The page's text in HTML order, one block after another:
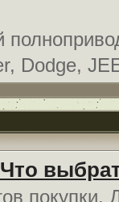
Dodge,
покупки.